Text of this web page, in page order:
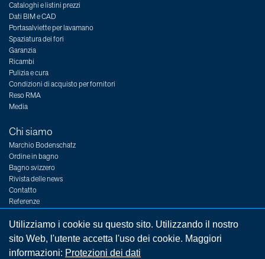
Cataloghi e listini prezzi
Dati BIM e CAD
Portasalviette per lavamano
Spaziatura dei fori
Garanzia
Ricambi
Pulizia e cura
Condizioni di acquisto per fornitori
Reso RMA
Media
Chi siamo
Marchio Bodenschatz
Ordine in bagno
Bagno svizzero
Rivista delle news
Contatto
Referenze
Posti vacanti
Utilizziamo i cookie su questo sito. Utilizzando il nostro
sito Web, l'utente accetta l'uso dei cookie. Maggiori
informazioni: Protezioni dei dati